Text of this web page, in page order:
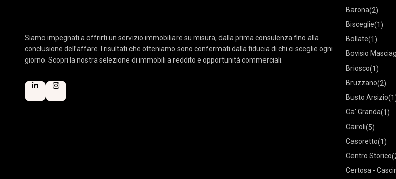
Siamo impegnati a offrirti un servizio immobiliare su misura, dalla prima consulenza fino alla
conclusione dell’affare. I risultati che otteniamo sono confermati dalla fiducia di chi ci sceglie ogni
giorno. Scopri la nostra selezione di immobili a reddito e opportunità commerciali.
Barona(2)
Bisceglie(1)
Bollate(1)
Bovisio
Briosco(1)
Bruzzano(2)
Busto Arsizio
Ca' Granda(1)
Cairoli(5)
Casoretto(1)
Centro Storico
Certosa -